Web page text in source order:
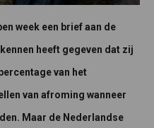
week een brief aan de
heeft gegeven dat zij
van het
van afroming wanneer
Maar de Nederlandse